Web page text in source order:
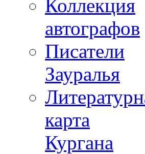
Коллекция
автографов
Писатели
Зауралья
карта
Кургана